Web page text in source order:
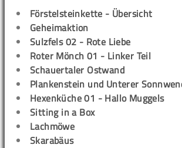
Förstelsteinkette - Übersicht
Geheimaktion
Sulzfels 02 - Rote Liebe
Roter Mönch 01 - Linker Teil
Schauertaler Ostwand
Plankenstein und Unterer
Hexenküche 01 - Hallo Muggels
Sitting in a Box
Lachmöwe
Skarabäus